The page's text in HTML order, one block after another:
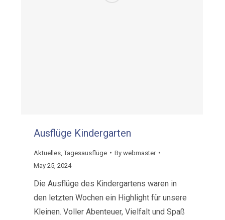
Ausflüge Kindergarten
Aktuelles ,Tagesausflüge Bywebmaster
May 25, 2024
Die Ausflüge des Kindergartens waren in
den letzten Wochen ein Highlight für unsere
Kleinen. Voller Abenteuer, Vielfalt und Spaß